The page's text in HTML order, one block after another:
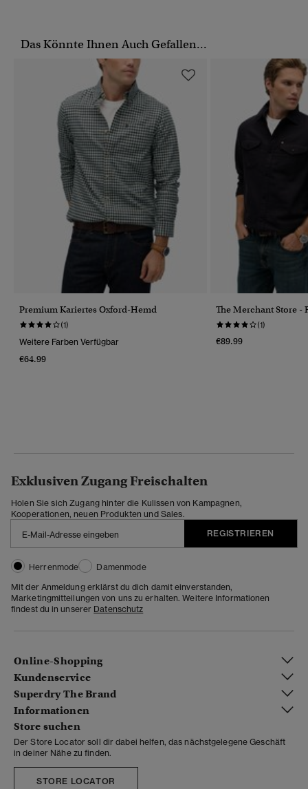
Das Könnte Ihnen Auch Gefallen...
Premium Kariertes Oxford-Hemd
(1)
Weitere Farben Verfügbar
€64.99
The Merchant Store -
(1)
€89.99
Exklusiven Zugang Freischalten
Holen Sie sich Zugang hinter die Kulissen von Kampagnen,
Kooperationen, neuen Produkten und Sales.
REGISTRIEREN
Herrenmode
Damenmode
Mit der Anmeldung erklärst du dich damit einverstanden,
Marketingmitteilungen von uns zu erhalten. Weitere Informationen
findest du in unserer Datenschutz
Online-Shopping
Kundenservice
Superdry The Brand
Informationen
Store suchen
Der Store Locator soll dir dabei helfen, das nächstgelegene Geschäft
in deiner Nähe zu finden.
STORE LOCATOR